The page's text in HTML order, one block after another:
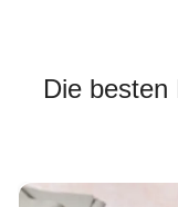
Die besten